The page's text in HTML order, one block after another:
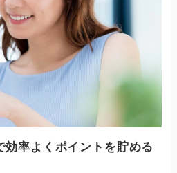
効率よくポイントを貯める